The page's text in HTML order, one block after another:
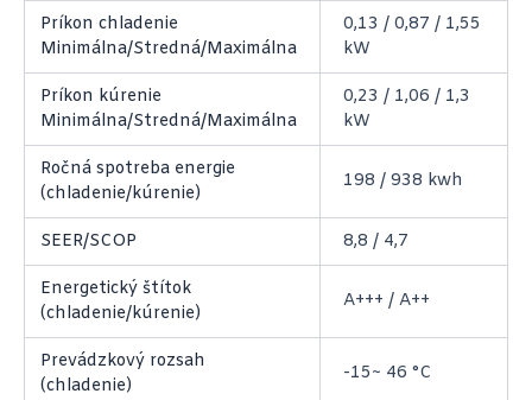
Príkon chladenie
Minimálna/Stredná/Maximálna
0,13 / 0,87 / 1,55
kW
Príkon kúrenie
Minimálna/Stredná/Maximálna
0,23 / 1,06 / 1,3
kW
Ročná spotreba energie
(chladenie/kúrenie)
198 / 938 kwh
SEER/SCOP 8,8 / 4,7
Energetický štítok
(chladenie/kúrenie)
A+++ / A++
Prevádzkový rozsah
(chladenie)
-15~ 46 °C